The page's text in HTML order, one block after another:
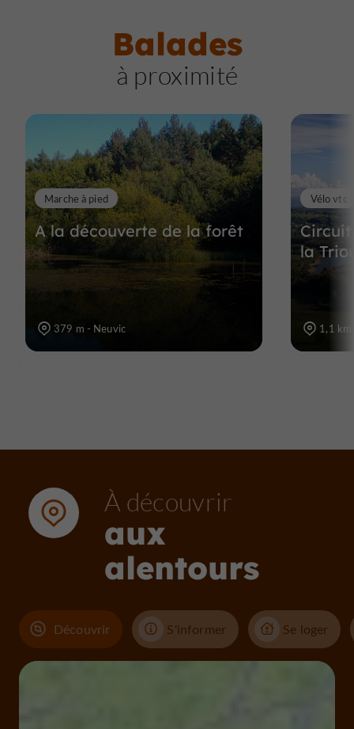
Balades
à proximité
A la découverte de la forêt
Marche à pied
379 m - Neuvic
la
Vélo vtc
1,1
À découvrir
aux
alentours
Découvrir S'informer Se loger